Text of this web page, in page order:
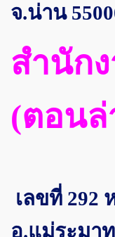
จ.น่าน
สำนัก
(ตอนล่
เลขที่ 292
อ.แม่ระมา